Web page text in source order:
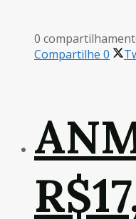
0
Compartilhe 0